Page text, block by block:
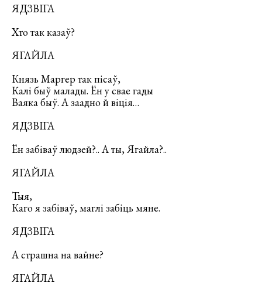
ЯДЗВІГА
Хто так казаў?
ЯГАЙЛА
Князь Маргер так пісаў,
Калі быў малады. Ён у свае гады
Ваяка быў. А заадно й віція…
ЯДЗВІГА
Ён забіваў людзей?.. А ты, Ягайла?..
ЯГАЙЛА
Тыя,
Каго я забіваў, маглі забіць мяне.
ЯДЗВІГА
А страшна на вайне?
ЯГАЙЛА